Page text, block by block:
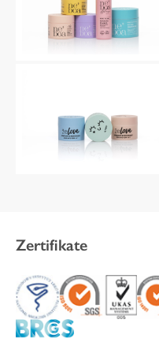
Zertifikate